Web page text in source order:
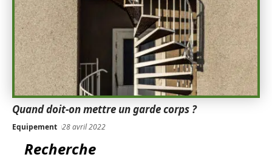
Quand doit-on mettre un garde corps ?
Equipement 28 avril 2022
Recherche